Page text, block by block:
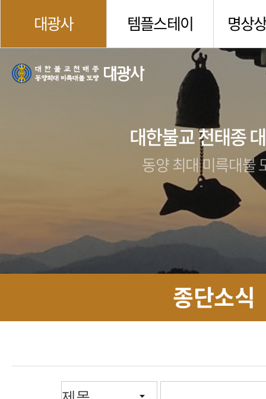
대광사 템플스테이 명상
대한불교 천태종
동양 최대 미륵대불
종단소식